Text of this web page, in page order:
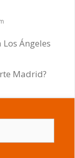
Ángeles
Madrid?